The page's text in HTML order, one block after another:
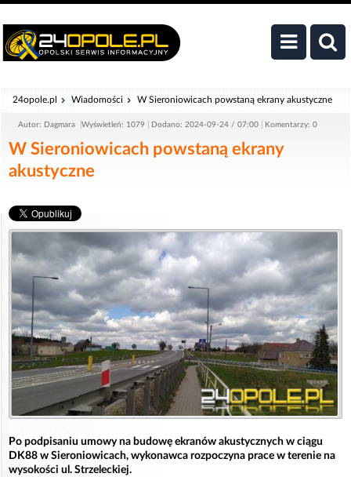
24opole.pl Wiadomości W Sieroniowicach powstaną ekrany akustyczne
Autor: Dagmara Wyświetleń: 1079 Dodano: 2024-09-24 / 07:00 Komentarzy: 0
W Sieroniowicach powstaną ekrany
akustyczne
Po podpisaniu umowy na budowę ekranów akustycznych w ciągu
DK88 w Sieroniowicach, wykonawca rozpoczyna prace w terenie na
wysokości ul. Strzeleckiej.